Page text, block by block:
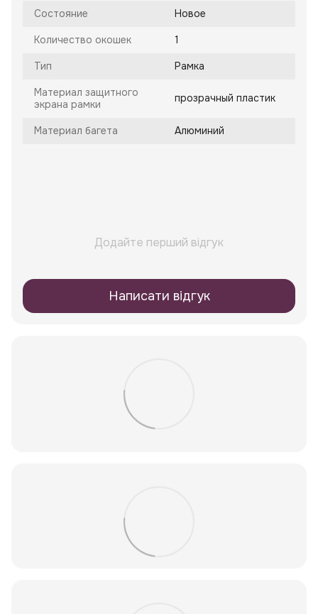
Состояние Новое
Количество окошек 1
Тип Рамка
Материал защитного
экрана рамки
прозрачный пластик
Материал багета Алюминий
Додайте перший відгук
Написати відгук